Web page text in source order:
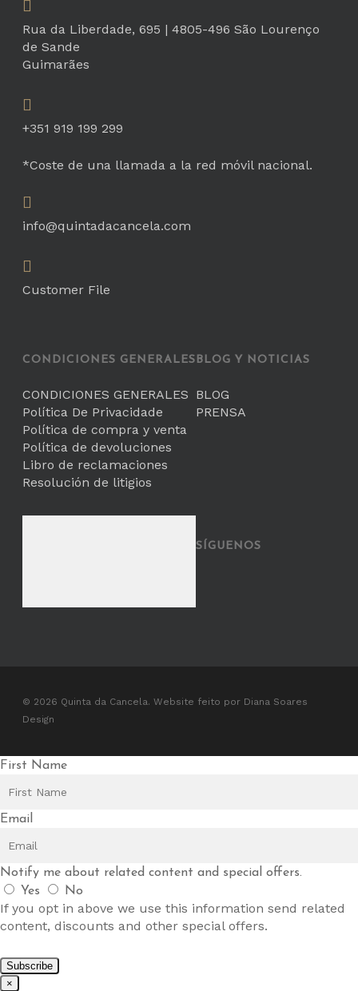
Rua da Liberdade, 695 | 4805-496 São Lourenço
de Sande
Guimarães
+351 919 199 299
*Coste de una llamada a la red móvil nacional.
info@quintadacancela.com
Customer File
CONDICIONES GENERALES
CONDICIONES GENERALES
Política De Privacidade
Política de compra y venta
Política de devoluciones
Libro de reclamaciones
Resolución de litigios
BLOG Y NOTICIAS
BLOG
PRENSA
SÍGUENOS
© 2026 Quinta da Cancela. Website feito por Diana Soares
Design
First Name
Email
Notify me about related content and special offers.
Yes
No
If you opt in above we use this information send related
content, discounts and other special offers.
Subscribe
×